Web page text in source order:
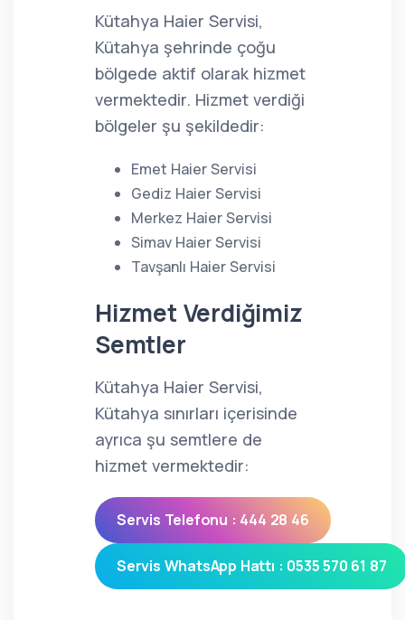
Kütahya Haier Servisi,
Kütahya şehrinde çoğu
bölgede aktif olarak hizmet
vermektedir. Hizmet verdiği
bölgeler şu şekildedir:
Emet Haier Servisi
Gediz Haier Servisi
Merkez Haier Servisi
Simav Haier Servisi
Tavşanlı Haier Servisi
Hizmet Verdiğimiz
Semtler
Kütahya Haier Servisi,
Kütahya sınırları içerisinde
ayrıca şu semtlere de
hizmet vermektedir:
Servis Telefonu : 444 28 46
Servis WhatsApp Hattı : 0535 570 61 87